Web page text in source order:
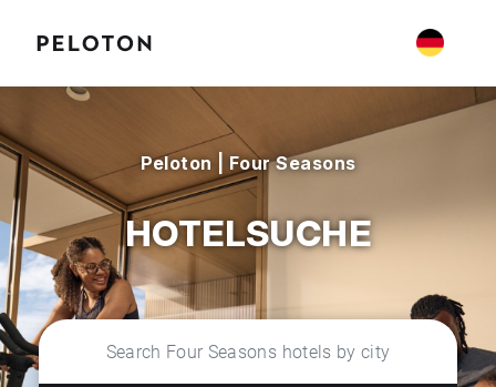
Peloton | Four Seasons
HOTELSUCHE